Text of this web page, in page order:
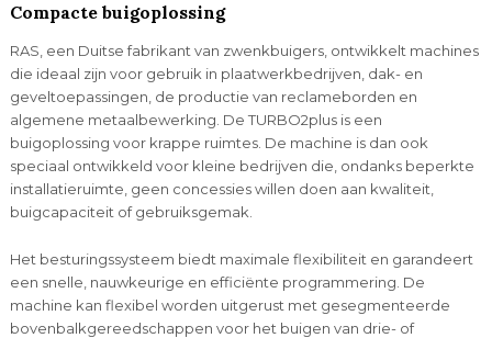
Compacte buigoplossing
RAS, een Duitse fabrikant van zwenkbuigers, ontwikkelt machines
die ideaal zijn voor gebruik in plaatwerkbedrijven, dak- en
geveltoepassingen, de productie van reclameborden en
algemene metaalbewerking. De TURBO2plus is een
buigoplossing voor krappe ruimtes. De machine is dan ook
speciaal ontwikkeld voor kleine bedrijven die, ondanks beperkte
installatieruimte, geen concessies willen doen aan kwaliteit,
buigcapaciteit of gebruiksgemak.
Het besturingssysteem biedt maximale flexibiliteit en garandeert
een snelle, nauwkeurige en efficiënte programmering. De
machine kan flexibel worden uitgerust met gesegmenteerde
bovenbalkgereedschappen voor het buigen van drie- of